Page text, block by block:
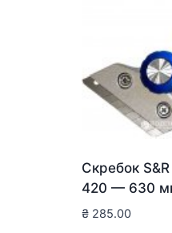
Скребок
420 — 630
₴ 285.00